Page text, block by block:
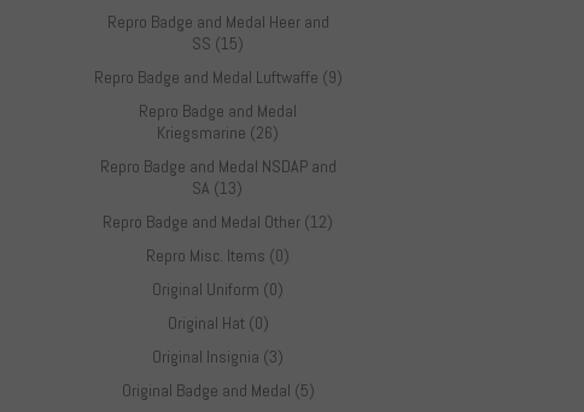
Repro Badge and Medal Heer and
SS (15)
Repro Badge and Medal Luftwaffe (9)
Repro Badge and Medal
Kriegsmarine (26)
Repro Badge and Medal NSDAP and
SA (13)
Repro Badge and Medal Other (12)
Repro Misc. Items (0)
Original Uniform (0)
Original Hat (0)
Original Insignia (3)
Original Badge and Medal (5)